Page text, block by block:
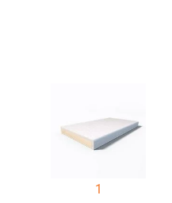
1